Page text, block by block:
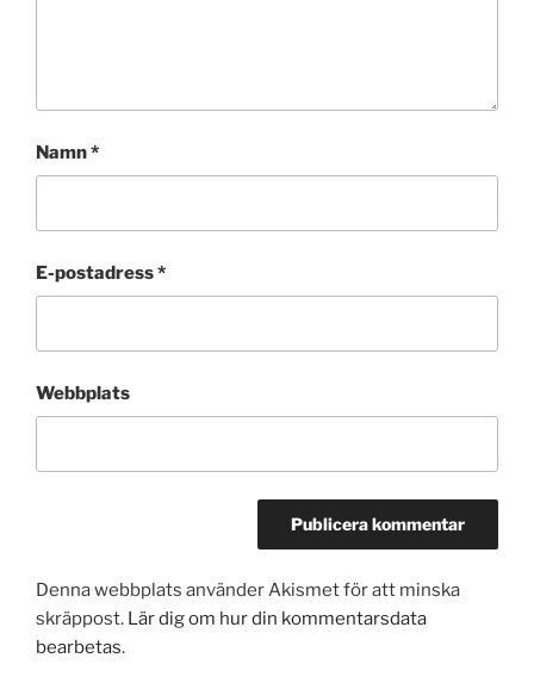
Namn*
E-postadress*
Webbplats
Denna webbplats använder Akismet för att minska
skräppost. Lär dig om hur din kommentarsdata
bearbetas.